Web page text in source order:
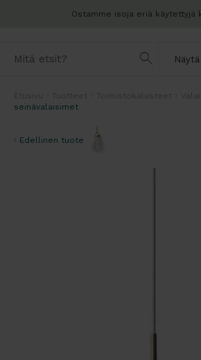
Ostamme isoja eriä käytettyjä
Näytä
seinävalaisimet
Edellinen tuote